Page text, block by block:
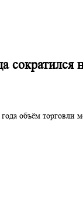
2025 года